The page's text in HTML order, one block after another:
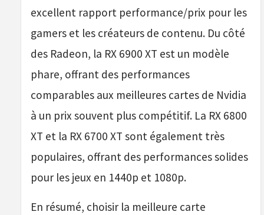
excellent rapport performance/prix pour les
gamers et les créateurs de contenu. Du côté
des Radeon, la RX 6900 XT est un modèle
phare, offrant des performances
comparables aux meilleures cartes de Nvidia
à un prix souvent plus compétitif. La RX 6800
XT et la RX 6700 XT sont également très
populaires, offrant des performances solides
pour les jeux en 1440p et 1080p.
En résumé, choisir la meilleure carte